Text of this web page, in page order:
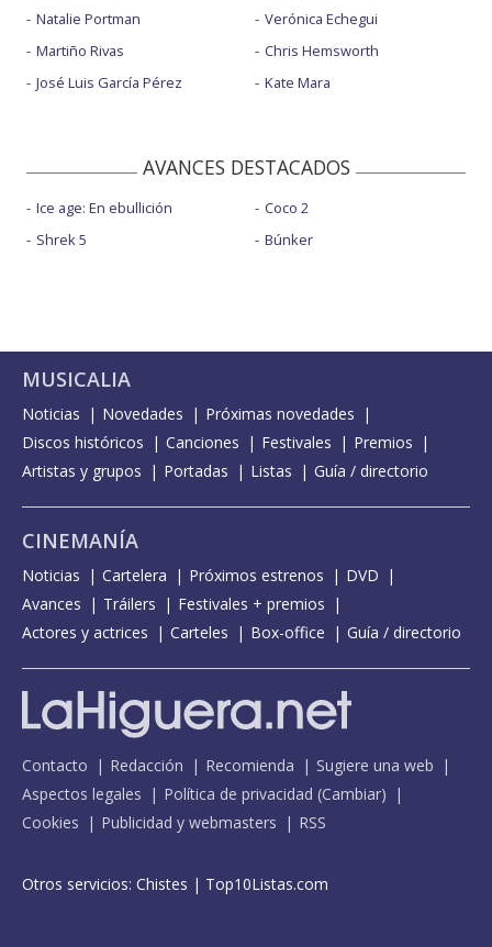
Natalie Portman
Martiño Rivas
José Luis García Pérez
Verónica Echegui
Chris Hemsworth
Kate Mara
AVANCES DESTACADOS
Ice age: En ebullición
Shrek 5
Coco 2
Búnker
MUSICALIA
Noticias Novedades
Próximas novedades
Discos históricos
Canciones Festivales
Premios
Artistas y grupos
Portadas Listas Guía / directorio
CINEMANÍA
Noticias Cartelera Próximos estrenos
DVD
Avances
Tráilers
Festivales + premios
Actores y actrices
Carteles Box-office Guía / directorio
Contacto Redacción Recomienda
Sugiere una web
Aspectos legales
Política de privacidad (Cambiar)
Cookies
Publicidad y webmasters RSS
Otros servicios: Chistes | Top10Listas.com